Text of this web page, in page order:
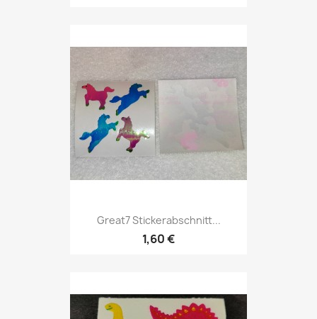
Great7 Stickerabschnitt...
1,60 €